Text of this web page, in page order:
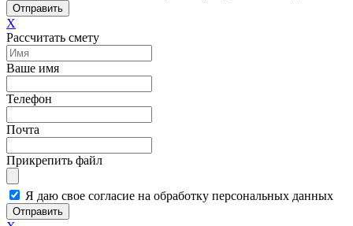
Отправить
X
Рассчитать смету
Ваше имя
Телефон
Почта
Прикрепить файл
Я даю свое согласие на обработку персональных данных
Отправить